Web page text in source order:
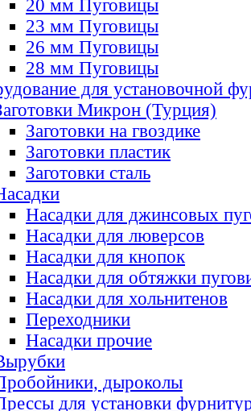
20 мм Пуговицы
23 мм Пуговицы
26 мм Пуговицы
28 мм Пуговицы
для установочной
Микрон (Турция)
Заготовки на гвоздике
Заготовки пластик
Заготовки сталь
Насадки для джинсовых
Насадки для люверсов
Насадки для кнопок
Насадки для обтяжки
Насадки для хольнитенов
Переходники
Насадки прочие
дыроколы
для установки